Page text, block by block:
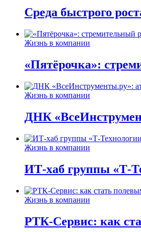
Среда быстрого
Жизнь в компании
«Пятёрочка»:
Жизнь в компании
ДНК
Жизнь в компании
ИТ-хаб группы «Т-
Жизнь в компании
РТК-Сервис: как